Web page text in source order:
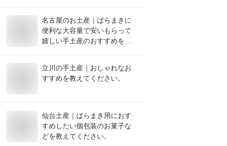
名古屋のお土産｜ばらまきに
便利な大容量で安いもらって
嬉しい手土産のおすすめを教
立川の手土産｜おしゃれなお
すすめを教えてください。
仙台土産｜ばらまき用におす
すめしたい個包装のお菓子な
どを教えてください。